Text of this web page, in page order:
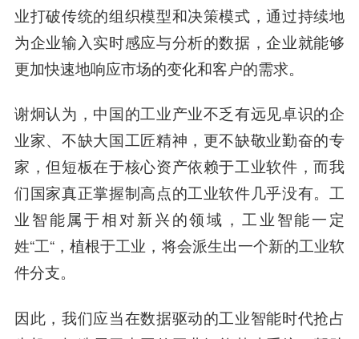
业打破传统的组织模型和决策模式，通过持续地
为企业输入实时感应与分析的数据，企业就能够
更加快速地响应市场的变化和客户的需求。
谢炯认为，中国的工业产业不乏有远见卓识的企
业家、不缺大国工匠精神，更不缺敬业勤奋的专
家，但短板在于核心资产依赖于工业软件，而我
们国家真正掌握制高点的工业软件几乎没有。工
业智能属于相对新兴的领域，工业智能一定
姓“工“，植根于工业，将会派生出一个新的工业软
件分支。
因此，我们应当在数据驱动的工业智能时代抢占